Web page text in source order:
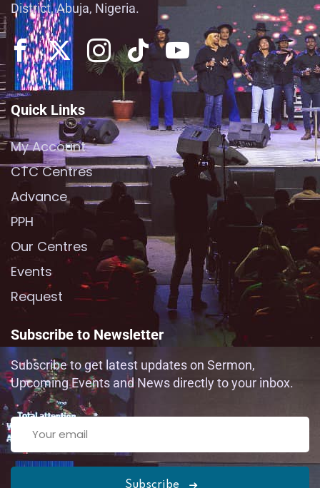
District, Abuja, Nigeria.
Quick Links
My Account
CTC Centres
Advance
PPH
Our Centres
Events
Request
Subscribe to Newsletter
Subscribe to get latest updates on Sermon,
Upcoming Events and News directly to your inbox.
Subscribe